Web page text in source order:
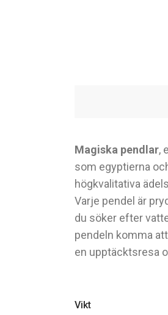
Magiska pendlar,
som egyptierna
högkvalitativa
Varje pendel är
du söker efter
pendeln komma
en upptäcktsresa
Vikt